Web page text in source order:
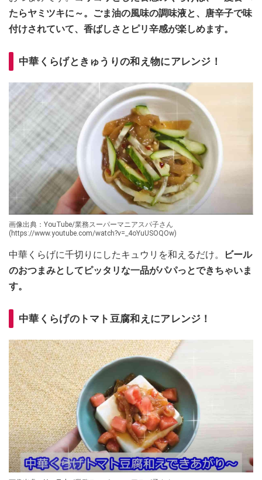
たらヤミツキに～。ごま油の風味の調味液と、唐辛子で味
付けされていて、香ばしさとピリ辛感が楽しめます。
中華くらげときゅうりの和え物にアレンジ！
画像出典：YouTube/業務スーパーマニアスパ子さん
(https://www.youtube.com/watch?v=_4oYuUSOQOw)
中華くらげに千切りにしたキュウリを和えるだけ。
ビール
のおつまみとしてピッタリな一品がパパっとできちゃいま
す。
中華くらげのトマト豆腐和えにアレンジ！